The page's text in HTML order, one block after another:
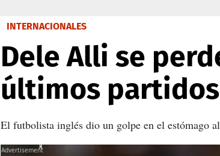
INTERNACIONALES
Dele Alli se
últimos
El futbolista inglés dio un golpe en el estómago
X